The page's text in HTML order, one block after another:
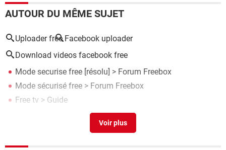
AUTOUR DU MÊME SUJET
Uploader free Facebook uploader
Download videos facebook free
Mode securise free [résolu] > Forum Freebox
Mode sécurisé free > Forum Freebox
Free tv > Guide
Word 2013 free download> Télécharger - Traitement de